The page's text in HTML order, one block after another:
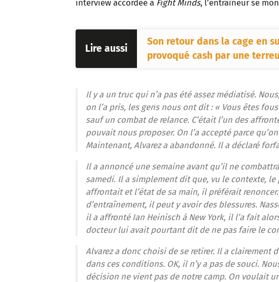
interview accordée à Fight Minds, l’entraîneur se
Lire aussi
Son retour dans la cage en
provoqué cash par une
Il y a un truc qui n’a pas été assez médiatisé.
on l’a pris, les gens nous ont dit : « Vous êtes
sauf un combat de relance. C’était l’un des
pouvait nous proposer. On l’a accepté parce
Maintenant, Alvarez a abandonné. Il a déclaré
Il a annoncé une semaine avant qu’il ne
samedi. Il a simplement dit que, vu le contexte, le
affrontait et l’état de sa main, il préférait renoncer.
d’entraînement, il peut y avoir des blessures.
il a affronté Ian Heinisch à New York, il l’a fait
docteur lui avait pourtant dit de ne pas faire le
Alvarez a donc choisi de se retirer. Il a clairement
dans ces conditions. OK, il n’y a pas de souci.
décision ne vient pas de notre camp. On voulait